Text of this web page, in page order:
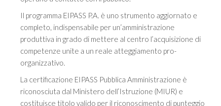
Il programma EIPASS P.A. è uno strumento aggiornato e
completo, indispensabile per un’amministrazione
produttiva in grado di mettere al centro l’acquisizione di
competenze unite a un reale atteggiamento pro-
organizzativo.
La certificazione EIPASS Pubblica Amministrazione è
riconosciuta dal Ministero dell’Istruzione (MIUR) e
costituisce titolo valido per il riconoscimento di punteggio